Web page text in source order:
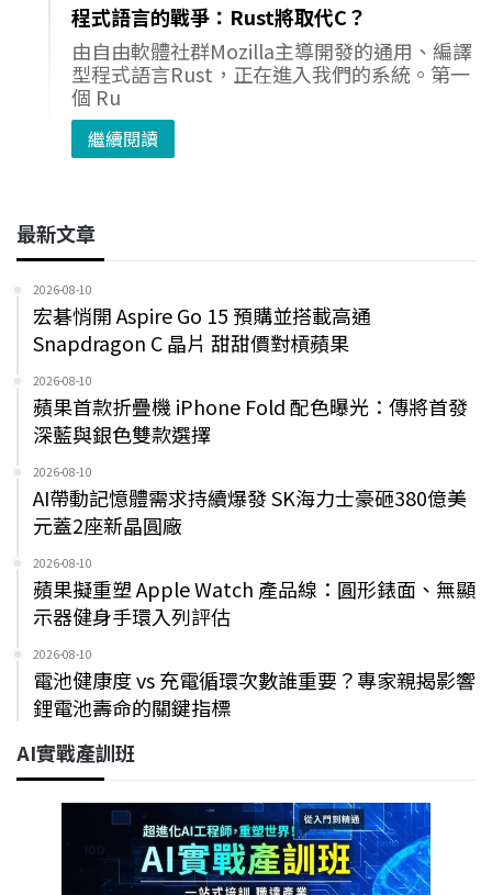
程式語言的戰爭：Rust將取代C？
由自由軟體社群Mozilla主導開發的通用、編譯
型程式語言Rust，正在進入我們的系統。第一
個 Ru
繼續閱讀
最新文章
2026-08-10
宏碁悄開 Aspire Go 15 預購並搭載高通
Snapdragon C 晶片 甜甜價對槓蘋果
2026-08-10
蘋果首款折疊機 iPhone Fold 配色曝光：傳將首發
深藍與銀色雙款選擇
2026-08-10
AI帶動記憶體需求持續爆發 SK海力士豪砸380億美
元蓋2座新晶圓廠
2026-08-10
蘋果擬重塑 Apple Watch 產品線：圓形錶面、無顯
示器健身手環入列評估
2026-08-10
電池健康度 vs 充電循環次數誰重要？專家親揭影響
鋰電池壽命的關鍵指標
AI實戰產訓班